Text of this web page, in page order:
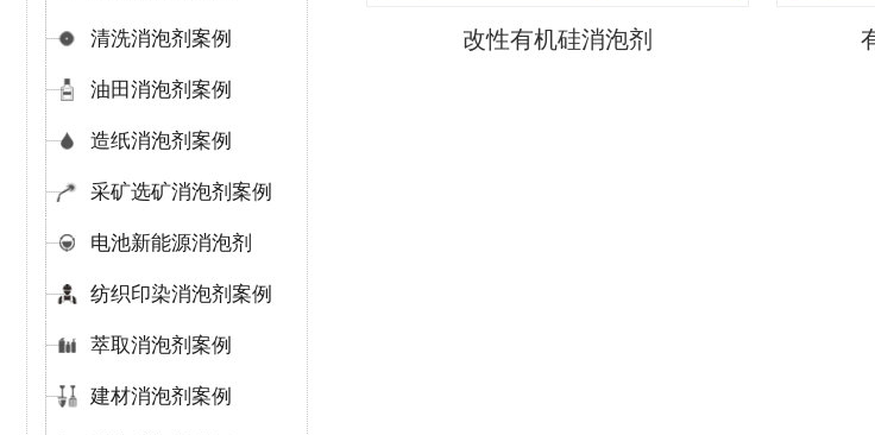
清洗消泡剂案例
油田消泡剂案例
造纸消泡剂案例
采矿选矿消泡剂案例
电池新能源消泡剂
纺织印染消泡剂案例
萃取消泡剂案例
建材消泡剂案例
改性有机硅消泡剂